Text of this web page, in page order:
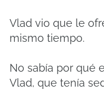
Vlad vio que le
mismo tiempo.
No sabía por qué
Vlad, que tenía